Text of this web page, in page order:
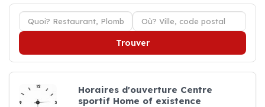
Trouver
Horaires d'ouverture Centre
sportif Home of existence